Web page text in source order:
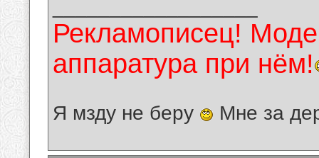
Рекламописец!
аппаратура при нём!
Я мзду не беру Мне за